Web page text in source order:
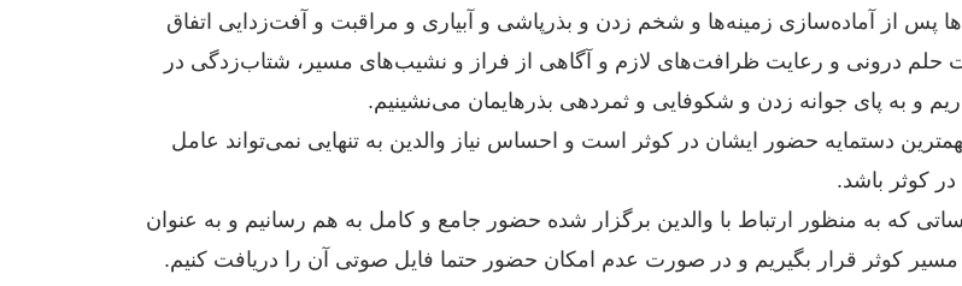
از آماده‌سازی زمینه‌ها و شخم زدن و بذرپاشی و آبیاری و مراقبت و آفت‌زدایی اتفاق
حلم درونی و رعایت ظرافت‌های لازم و آگاهی از فراز و نشیب‌های مسیر، شتاب‌زدگی در
و به پای جوانه زدن و شکوفایی و ثمردهی بذرهایمان می‌نشینیم.
دستمایه حضور ایشان در کوثر است و احساس نیاز والدین به تنهایی نمی‌تواند عامل
کوثر باشد.
که به منظور ارتباط با والدین برگزار شده حضور جامع و کامل به هم رسانیم و به عنوان
مسیر کوثر قرار بگیریم و در صورت عدم امکان حضور حتما فایل صوتی آن را دریافت کنیم.